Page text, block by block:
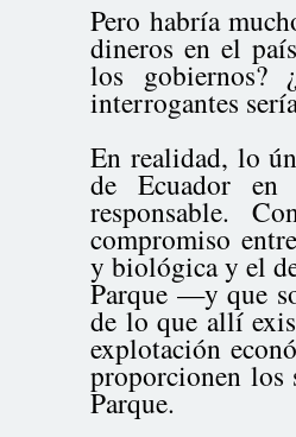
Pero habría
dineros en el
los
interrogantes
En realidad, lo
de Ecuador
responsable.
compromiso
y biológica y el
Parque —y que
de lo que allí
explotación
proporcionen los
Parque.